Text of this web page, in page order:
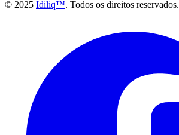
© 2025 Idiliq™. Todos os direitos reservados.